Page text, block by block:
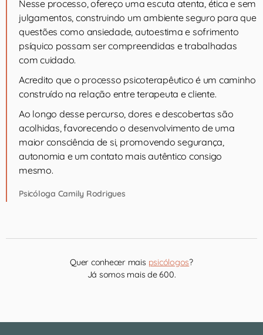
Nesse processo, ofereço uma escuta atenta, ética e sem
julgamentos, construindo um ambiente seguro para que
questões como ansiedade, autoestima e sofrimento
psíquico possam ser compreendidas e trabalhadas
com cuidado.
Acredito que o processo psicoterapêutico é um caminho
construído na relação entre terapeuta e cliente.
Ao longo desse percurso, dores e descobertas são
acolhidas, favorecendo o desenvolvimento de uma
maior consciência de si, promovendo segurança,
autonomia e um contato mais autêntico consigo
mesmo.
Psicóloga Camily Rodrigues
Quer conhecer mais psicólogos?
Já somos mais de 600.